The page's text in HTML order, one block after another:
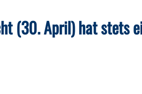
(30. April) hat stets